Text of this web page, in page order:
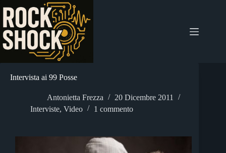
contenuto
Intervista ai 99 Posse
Antonietta Frezza
20 Dicembre 2011
Interviste, Video 1 commento